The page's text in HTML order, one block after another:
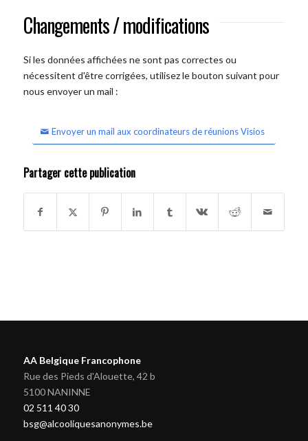
Changements / modifications
Si les données affichées ne sont pas correctes ou
nécessitent d'être corrigées, utilisez le bouton suivant pour
nous envoyer un mail :
Envoyer un mail aux coordinateurs de réunions Visios
Partager cette publication
AA Belgique Francophone
Rue des Pieds d'Alouette, 42 b
5100 NANINNE
02 511 40 30
bsg@alcooliquesanonymes.be